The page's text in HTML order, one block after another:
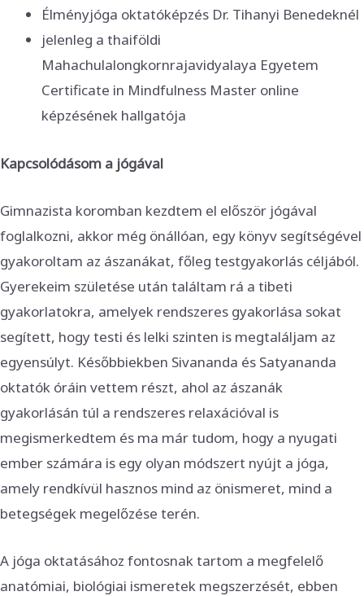
Élményjóga oktatóképzés Dr. Tihanyi Benedeknél
jelenleg a thaiföldi
Mahachulalongkornrajavidyalaya Egyetem
Certificate in Mindfulness Master online
képzésének hallgatója
Kapcsolódásom a jógával
Gimnazista koromban kezdtem el először jógával
foglalkozni, akkor még önállóan, egy könyv segítségével
gyakoroltam az ászanákat, főleg testgyakorlás céljából.
Gyerekeim születése után találtam rá a tibeti
gyakorlatokra, amelyek rendszeres gyakorlása sokat
segített, hogy testi és lelki szinten is megtaláljam az
egyensúlyt. Későbbiekben Sivananda és Satyananda
oktatók óráin vettem részt, ahol az ászanák
gyakorlásán túl a rendszeres relaxációval is
megismerkedtem és ma már tudom, hogy a nyugati
ember számára is egy olyan módszert nyújt a jóga,
amely rendkívül hasznos mind az önismeret, mind a
betegségek megelőzése terén.
A jóga oktatásához fontosnak tartom a megfelelő
anatómiai, biológiai ismeretek megszerzését, ebben